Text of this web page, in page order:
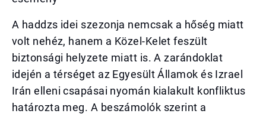
A haddzs idei szezonja nemcsak a hőség miatt
volt nehéz, hanem a Közel-Kelet feszült
biztonsági helyzete miatt is. A zarándoklat
idején a térséget az Egyesült Államok és Izrael
Irán elleni csapásai nyomán kialakult konfliktus
határozta meg. A beszámolók szerint a